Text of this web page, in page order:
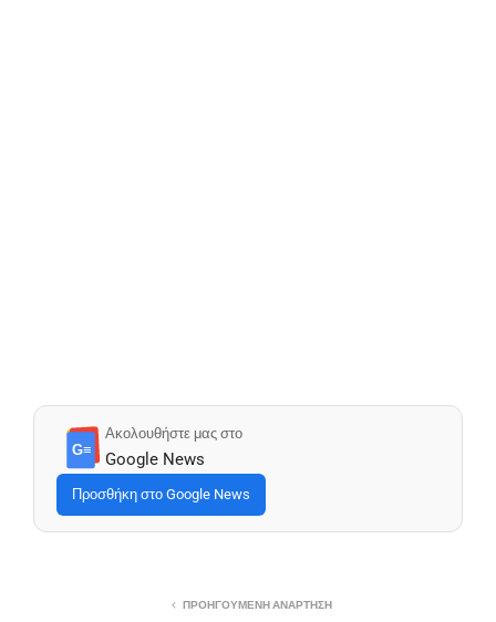
G≡
Ακολουθήστε μας στο
Google News
Προσθήκη στο Google News
ΠΡΟΗΓΟΎΜΕΝΗ ΑΝΆΡΤΗΣΗ